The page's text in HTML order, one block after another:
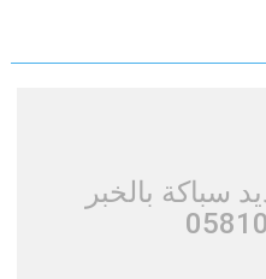
سباكة بالخبر